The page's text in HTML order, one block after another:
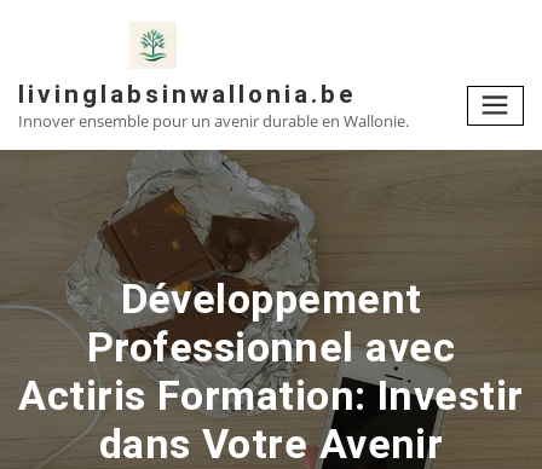
livinglabsinwallonia.be
Innover ensemble pour un avenir durable en Wallonie.
Développement
Professionnel avec
Actiris Formation: Investir
dans Votre Avenir